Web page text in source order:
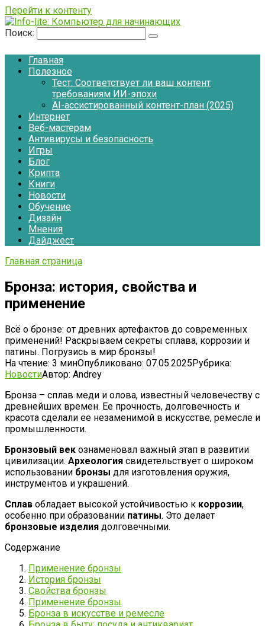
Перейти к контенту
Поиск:
Главная
Полезное
Тест: Соответствует ли ваш контент
требованиям ИИ-эпохи
AI-ассистированный контент-план (2025)
Интернет
Веб-мастерам
Антивирусы и безопасность
Игры
Блог
Крипта
Книги
Новости
Обучение
Дизайн
Мнения
Дайджест
Главная страница
Бронза: история, свойства и
применение
Всё о бронзе: от древних артефактов до современных
применений! Раскрываем секреты сплава, коррозии и
патины. Погрузись в мир бронзы!
На чтение: 3 минОпубликовано: 07.05.2025Рубрика:
НовостиАвтор: Andrey
Бронза – сплав меди и олова, известный человечеству с
древнейших времен. Ее прочность, долговечность и
красота сделали ее незаменимой в искусстве, ремесле и
промышленности.
Бронзовый век ознаменовал важный этап в развитии
цивилизации. Археология свидетельствует о широком
использовании бронзы для изготовления оружия,
инструментов и украшений.
Сплав обладает высокой устойчивостью к коррозии,
особенно при образовании патины. Это делает
бронзовые изделия долговечными.
Содержание
Применение бронзы
История бронзы
Свойства бронзы
Применение бронзы
Бронза в искусстве и ремесле